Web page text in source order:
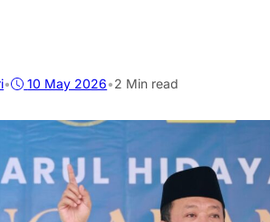
• 10 May 2026•2 Min read